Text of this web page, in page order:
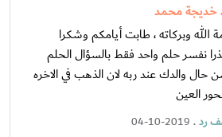
خديجة محمد
الله وبركاته ، طابت أيامكم وشكرا
نفسر حلم واحد فقط بالسؤال الحلم
والدك عند ربه لان الذهب في الاخره
العين
رد.
04-10-2019